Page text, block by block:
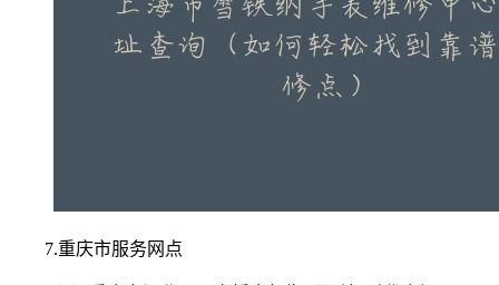
7.重庆市服务网点